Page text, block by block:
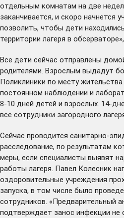
отдельным комнатам на две
заканчивается, и скоро начнется
позволить, чтобы дети
территории лагеря в
Все дети сейчас отправлены
родителями. Взрослым выдадут
Поликлиники по месту
постоянном наблюдении и
8-10 дней детей и взрослых. 14-
все сотрудники загородного
Сейчас проводится санитарно-
расследование, по результатам
меры, если специалисты выявят
работы лагеря. Павел Колесник
оздоровительные учреждения
запуска, в том числе было
сотрудников. «Предварительный
подтверждает занос инфекции не